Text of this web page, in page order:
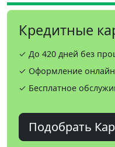
Кредитные
✓ До 420 дней без
✓ Оформление онлайн
✓ Бесплатное
Подобрать